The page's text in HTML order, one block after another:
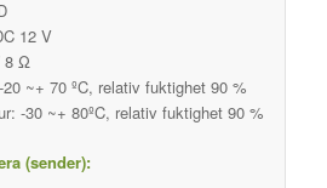
12 V
8 Ω
~+ 70 ºC, relativ fuktighet 90 %
-30 ~+ 80ºC, relativ fuktighet 90 %
(sender):